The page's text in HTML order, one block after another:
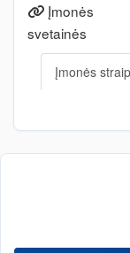
Įmonės
svetainės
Įmonės